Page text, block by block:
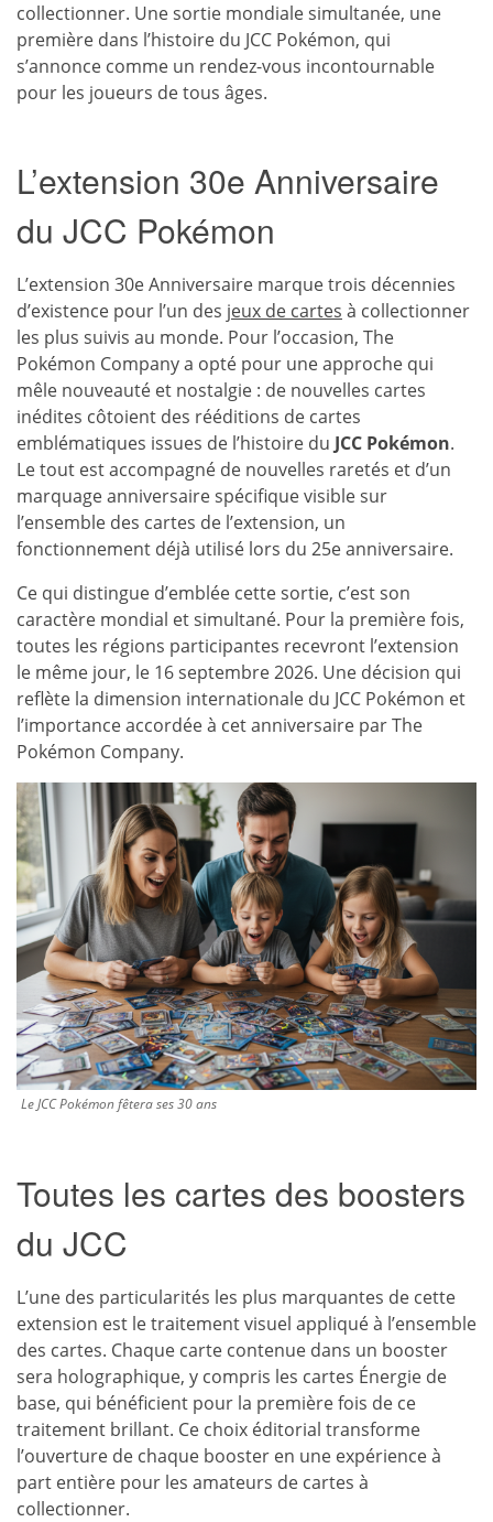
collectionner. Une sortie mondiale simultanée, une
première dans l’histoire du JCC Pokémon, qui
s’annonce comme un rendez-vous incontournable
pour les joueurs de tous âges.
L’extension 30e Anniversaire
du JCC Pokémon
L’extension 30e Anniversaire marque trois décennies
d’existence pour l’un des jeux de cartes à collectionner
les plus suivis au monde. Pour l’occasion, The
Pokémon Company a opté pour une approche qui
mêle nouveauté et nostalgie : de nouvelles cartes
inédites côtoient des rééditions de cartes
emblématiques issues de l’histoire du JCC Pokémon.
Le tout est accompagné de nouvelles raretés et d’un
marquage anniversaire spécifique visible sur
l’ensemble des cartes de l’extension, un
fonctionnement déjà utilisé lors du 25e anniversaire.
Ce qui distingue d’emblée cette sortie, c’est son
caractère mondial et simultané. Pour la première fois,
toutes les régions participantes recevront l’extension
le même jour, le 16 septembre 2026. Une décision qui
reflète la dimension internationale du JCC Pokémon et
l’importance accordée à cet anniversaire par The
Pokémon Company.
Le JCC Pokémon fêtera ses 30 ans
Toutes les cartes des boosters
du JCC
L’une des particularités les plus marquantes de cette
extension est le traitement visuel appliqué à l’ensemble
des cartes. Chaque carte contenue dans un booster
sera holographique, y compris les cartes Énergie de
base, qui bénéficient pour la première fois de ce
traitement brillant. Ce choix éditorial transforme
l’ouverture de chaque booster en une expérience à
part entière pour les amateurs de cartes à
collectionner.